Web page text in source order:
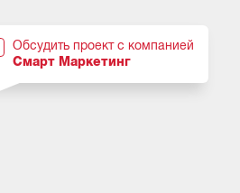
Обсудить проект с компанией
Смарт Маркетинг